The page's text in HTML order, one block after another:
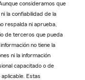
consideramos que
la confiabilidad de la
respalda ni aprueba,
de terceros que pueda
no tiene la
ni la información
capacitado o de
Estas